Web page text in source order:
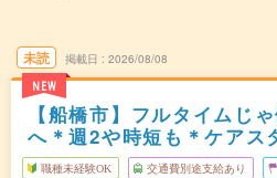
未読
NEW
掲載日 2026/08/08
【船橋市】フルタイムじ
へ＊週2や時短も＊ケアス
職種未経験OK 交通費別途支給あり